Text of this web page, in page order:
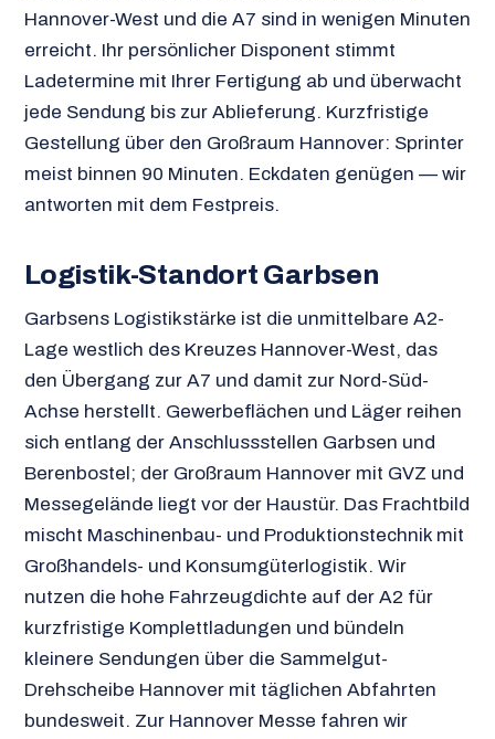
Hannover-West und die A7 sind in wenigen Minuten
erreicht. Ihr persönlicher Disponent stimmt
Ladetermine mit Ihrer Fertigung ab und überwacht
jede Sendung bis zur Ablieferung. Kurzfristige
Gestellung über den Großraum Hannover: Sprinter
meist binnen 90 Minuten. Eckdaten genügen — wir
antworten mit dem Festpreis.
Logistik-Standort Garbsen
Garbsens Logistikstärke ist die unmittelbare A2-
Lage westlich des Kreuzes Hannover-West, das
den Übergang zur A7 und damit zur Nord-Süd-
Achse herstellt. Gewerbeflächen und Läger reihen
sich entlang der Anschlussstellen Garbsen und
Berenbostel; der Großraum Hannover mit GVZ und
Messegelände liegt vor der Haustür. Das Frachtbild
mischt Maschinenbau- und Produktionstechnik mit
Großhandels- und Konsumgüterlogistik. Wir
nutzen die hohe Fahrzeugdichte auf der A2 für
kurzfristige Komplettladungen und bündeln
kleinere Sendungen über die Sammelgut-
Drehscheibe Hannover mit täglichen Abfahrten
bundesweit. Zur Hannover Messe fahren wir